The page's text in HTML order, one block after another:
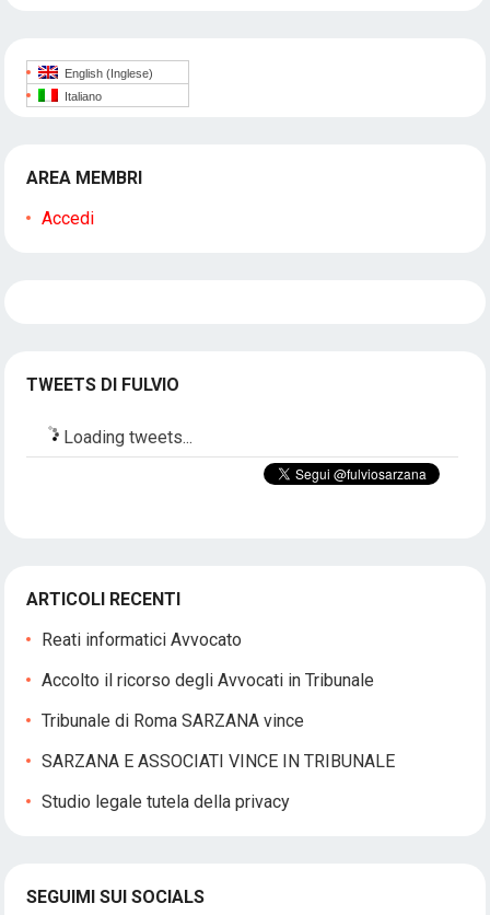
English (Inglese)
Italiano
AREA MEMBRI
Accedi
TWEETS DI FULVIO
Loading tweets...
ARTICOLI RECENTI
Reati informatici Avvocato
Accolto il ricorso degli Avvocati in Tribunale
Tribunale di Roma SARZANA vince
SARZANA E ASSOCIATI VINCE IN TRIBUNALE
Studio legale tutela della privacy
SEGUIMI SUI SOCIALS